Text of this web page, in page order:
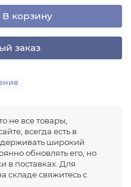
В корзину
заказ
не все товары,
всегда есть в
широкий
обновлять его, но
в поставках. Для
складе свяжитесь с